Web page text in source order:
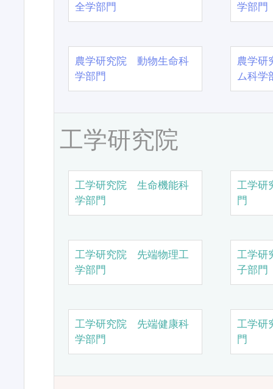
全学部門
学部門
農学研究院 動物生命科
学部門
農学
ム科学
工学研究院
工学研究院 生命機能科
学部門
工学研
門
工学研究院 先端物理工
学部門
工学研
子部門
工学研究院 先端健康科
学部門
工学研
門